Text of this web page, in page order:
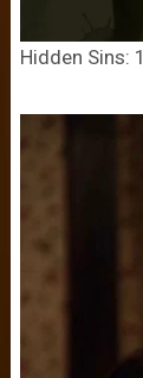
Hidden Sins: